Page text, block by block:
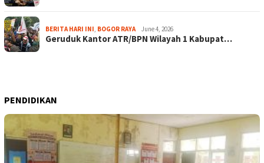
BERITA HARI INI, BOGOR RAYA June 4, 2026
Geruduk Kantor ATR/BPN Wilayah 1 Kabupat…
PENDIDIKAN